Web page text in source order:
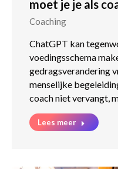
moet je je als
Coaching
ChatGPT kan
voedingsschema
gedragsverandering
menselijke
coach niet vervangt,
Lees meer